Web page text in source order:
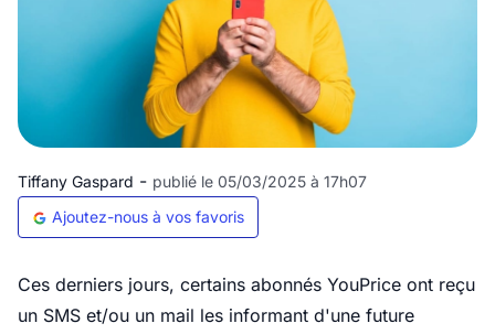
Tiffany Gaspard - publié le 05/03/2025 à 17h07
Ajoutez-nous à vos favoris
Ces derniers jours, certains abonnés YouPrice ont reçu
un SMS et/ou un mail les informant d'une future